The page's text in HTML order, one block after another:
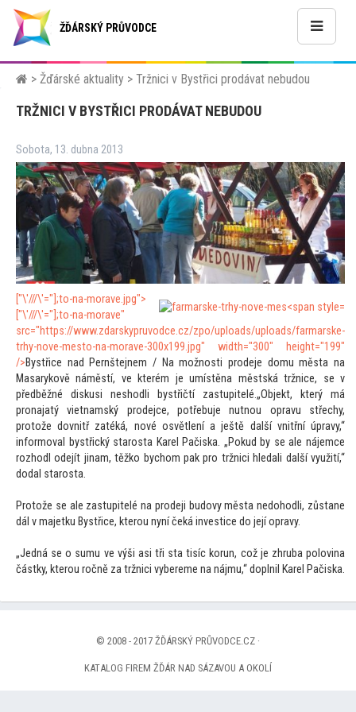
ŽĎÁRSKÝ PRŮVODCE
> Žďárské aktuality > Tržnici v Bystřici prodávat nebudou
TRŽNICI V BYSTŘICI PRODÁVAT NEBUDOU
Sobota, 13. dubna 2013
["\'///\'="];to-na-morave.jpg">
["\'///\'="];to-na-morave"
src="https://www.zdarskypruvodce.cz/zpo/uploads/uploads/farmarske-
trhy-nove-mesto-na-morave-300x199.jpg" width="300" height="199"
/>Bystřice nad Pernštejnem / Na možnosti prodeje domu města na
Masarykově náměstí, ve kterém je umístěna městská tržnice, se v
předběžné diskusi neshodli bystřičtí zastupitelé.„Objekt, který má
pronajatý vietnamský prodejce, potřebuje nutnou opravu střechy,
protože dovnitř zatéká, nové osvětlení a ještě další vnitřní úpravy,“
informoval bystřický starosta Karel Pačiska. „Pokud by se ale nájemce
rozhodl odejít jinam, těžko bychom pak pro tržnici hledali další využití,“
dodal starosta.
Protože se ale zastupitelé na prodeji budovy města nedohodli, zůstane
dál v majetku Bystřice, kterou nyní čeká investice do její opravy.
„Jedná se o sumu ve výši asi tři sta tisíc korun, což je zhruba polovina
částky, kterou ročně za tržnici vybereme na nájmu,“ doplnil Karel Pačiska.
© 2008 - 2017 ŽĎÁRSKÝ PRŮVODCE.CZ ·
KATALOG FIREM ŽĎÁR NAD SÁZAVOU A OKOLÍ